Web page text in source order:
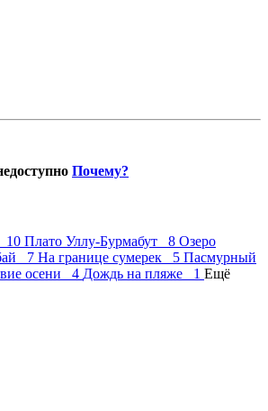
Почему?
10 Плато Уллу-Бурмабут 8 Озеро
7 На границе сумерек 5 Пасмурный
осени 4 Дождь на пляже 1 Ещё